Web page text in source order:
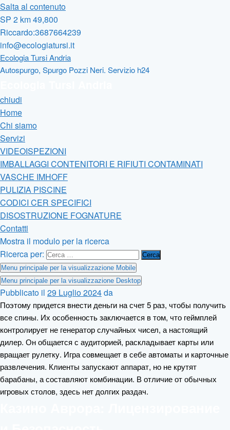
Salta al contenuto
SP 2 km 49,800
Riccardo:3687664239
info@ecologiatursi.it
Ecologia Tursi Andria
Autospurgo, Spurgo Pozzi Neri. Servizio h24
chiudi
Home
Chi siamo
Servizi
VIDEOISPEZIONI
IMBALLAGGI CONTENITORI E RIFIUTI CONTAMINATI
VASCHE IMHOFF
PULIZIA PISCINE
CODICI CER SPECIFICI
DISOSTRUZIONE FOGNATURE
Contatti
Mostra il modulo per la ricerca
Ricerca per:
Menu principale per la visualizzazione Mobile
Menu principale per la visualizzazione Desktop
Pubblicato il 29 Luglio 2024da
Поэтому придется внести деньги на счет 5 раз, чтобы получить
все спины. Их особенность заключается в том, что геймплей
контролирует не генератор случайных чисел, а настоящий
дилер. Он общается с аудиторией, раскладывает карты или
вращает рулетку. Игра совмещает в себе автоматы и карточные
развлечения. Клиенты запускают аппарат, но не крутят
барабаны, а составляют комбинации. В отличие от обычных
игровых столов, здесь нет долгих раздач.